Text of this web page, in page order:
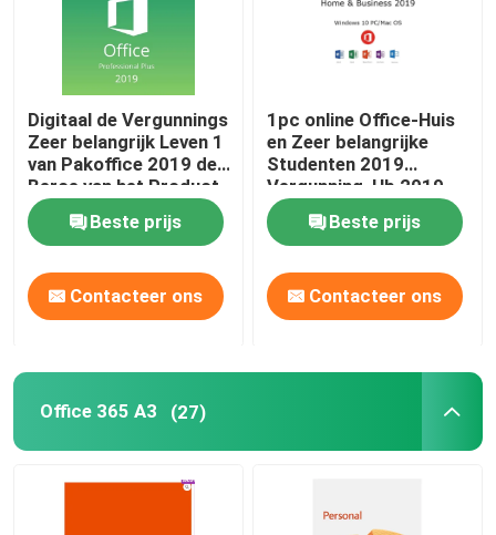
Digitaal de Vergunnings
Zeer belangrijk Leven 1
van Pakoffice 2019 de
Beroe van het Product
van Gebruikersbinded
Beste prijs
Contacteer ons
1pc online Office-Huis
en Zeer belangrijke
Studenten 2019
Vergunning, Hb 2019
Word Productcode
Beste prijs
Contacteer ons
Office 365 A3 (27)